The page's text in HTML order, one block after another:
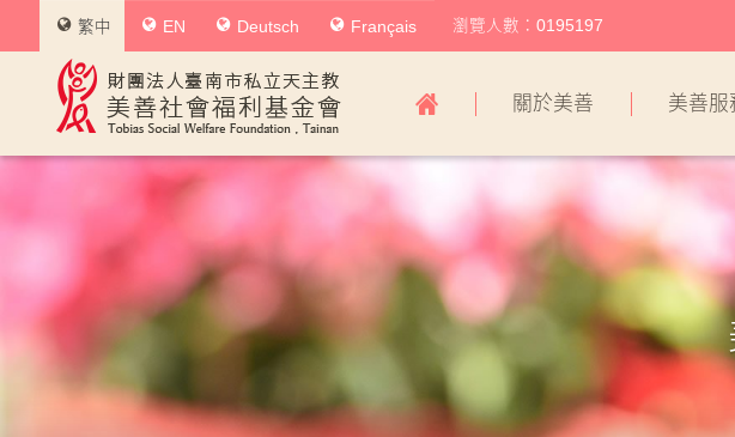
社
會
福
利
金
會
關於美善 美善服
繁中 EN Deutsch Français 瀏覽人數：0195197